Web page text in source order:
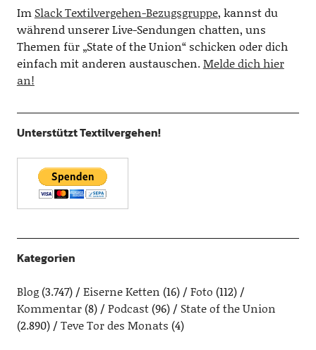
Im Slack Textilvergehen-Bezugsgruppe, kannst du
während unserer Live-Sendungen chatten, uns
Themen für „State of the Union“ schicken oder dich
einfach mit anderen austauschen.Melde dich hier
an!
Unterstützt Textilvergehen!
Kategorien
Blog(3.747) Eiserne Ketten (16) Foto (112)
Kommentar(8) Podcast(96)
State of the Union
(2.890)
Teve Tor des Monats (4)